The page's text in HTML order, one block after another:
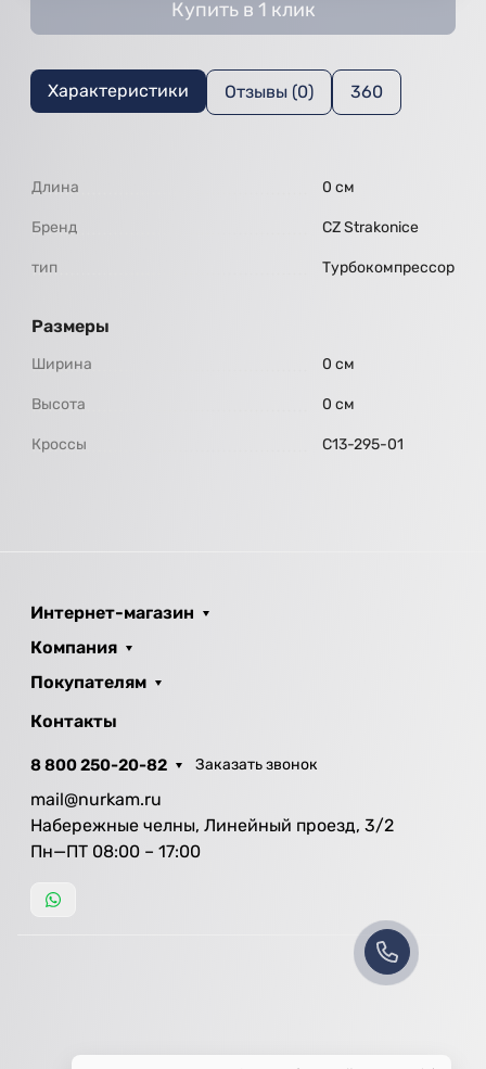
Купить в 1 клик
Характеристики Отзывы (0) 360
Длина 0 см
Бренд CZ Strakonice
тип Турбокомпрессор
Размеры
Ширина 0 см
Высота 0 см
Кроссы С13-295-01
Интернет-магазин
Компания
Покупателям
Контакты
8 800 250-20-82 Заказать звонок
mail@nurkam.ru
Набережные челны, Линейный проезд, 3/2
Пн—ПТ 08:00 – 17:00